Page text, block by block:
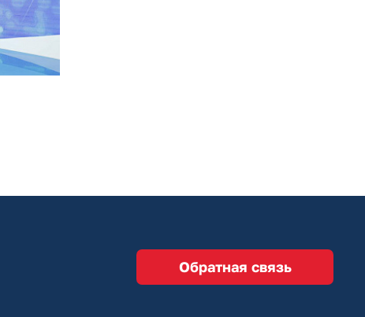
Обратная связь